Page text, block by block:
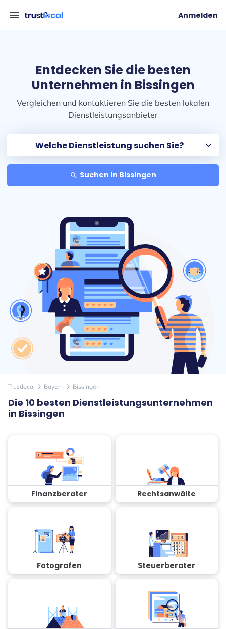
menu Anmelden
Entdecken Sie die besten
Unternehmen in Bissingen
Vergleichen und kontaktieren Sie die besten lokalen
Dienstleistungsanbieter
search Suchen in Bissingen
Trustlocal arrow_forward_ios Bayern arrow_forward_ios Bissingen
Die 10 besten Dienstleistungsunternehmen
in Bissingen
Finanzberater Rechtsanwälte
Fotografen Steuerberater